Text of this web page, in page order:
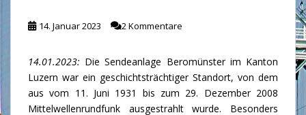
t
14. Januar 2023 2 Kommentare
14.01.2023: Die Sendeanlage Beromünster im Kanton
Luzern war ein geschichtsträchtiger Standort, von dem
aus vom 11. Juni 1931 bis zum 29. Dezember 2008
Mittelwellenrundfunk ausgestrahlt wurde. Besonders